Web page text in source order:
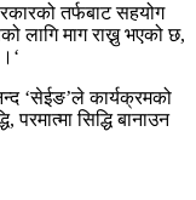
तर्फबाट सहयोग
लागि माग राख्नु भएको छ,
‘सेईङ’ले कार्यक्रमको
परमात्मा सिद्धि बानाउन